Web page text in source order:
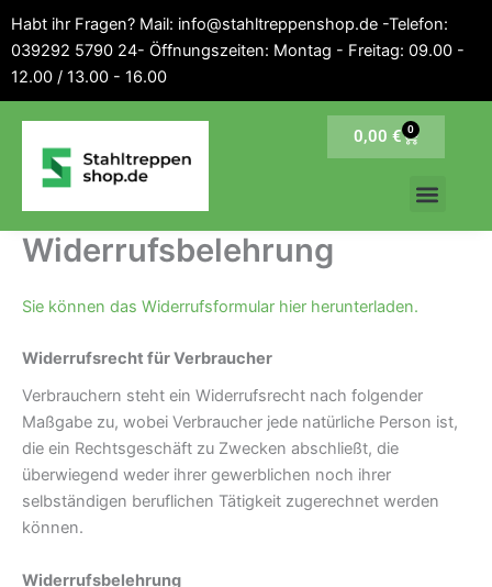
springen
Habt ihr Fragen? Mail: info@stahltreppenshop.de -Telefon:
039292 5790 24- Öffnungszeiten: Montag - Freitag: 09.00 -
12.00 / 13.00 - 16.00
0,00 € 0
Warenkorb
Widerrufsbelehrung
Sie können das Widerrufsformular hier herunterladen.
Widerrufsrecht für Verbraucher
Verbrauchern steht ein Widerrufsrecht nach folgender
Maßgabe zu, wobei Verbraucher jede natürliche Person ist,
die ein Rechtsgeschäft zu Zwecken abschließt, die
überwiegend weder ihrer gewerblichen noch ihrer
selbständigen beruflichen Tätigkeit zugerechnet werden
können.
Widerrufsbelehrung